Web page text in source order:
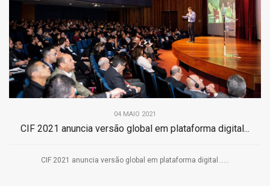
04 MAIO 2021
CIF 2021 anuncia versão global em plataforma digital...
CIF 2021 anuncia versão global em plataforma digital......